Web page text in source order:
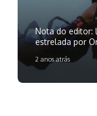
Nota do editor:
estrelada por
2 anos atrás